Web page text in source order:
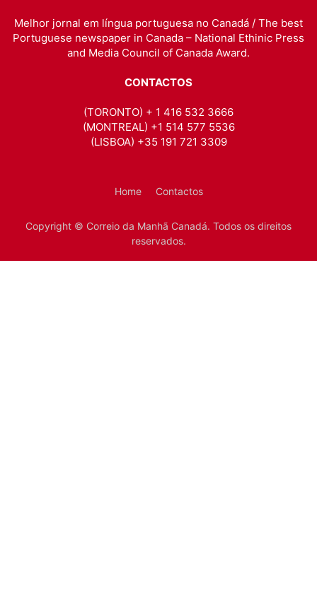
Melhor jornal em língua portuguesa no Canadá / The best
Portuguese newspaper in Canada – National Ethinic Press
and Media Council of Canada Award.
CONTACTOS
(TORONTO) + 1 416 532 3666
(MONTREAL) +1 514 577 5536
(LISBOA) +35 191 721 3309
Home Contactos
Copyright © Correio da Manhã Canadá. Todos os direitos
reservados.